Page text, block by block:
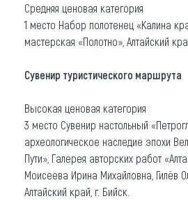
Средняя ценовая категория
1 место Набор полотенец «Калина
мастерская «Полотно», Алтайский
Сувенир туристического маршрута
Высокая ценовая категория
3 место Сувенир настольный
археологическое наследие эпохи
Пути», Галерея авторских работ
Моисеева Ирина Михайловна, Гилёв
Алтайский край, г. Бийск.